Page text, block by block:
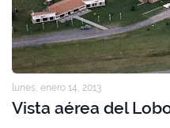
lunes, enero 14, 2013
Vista aérea del